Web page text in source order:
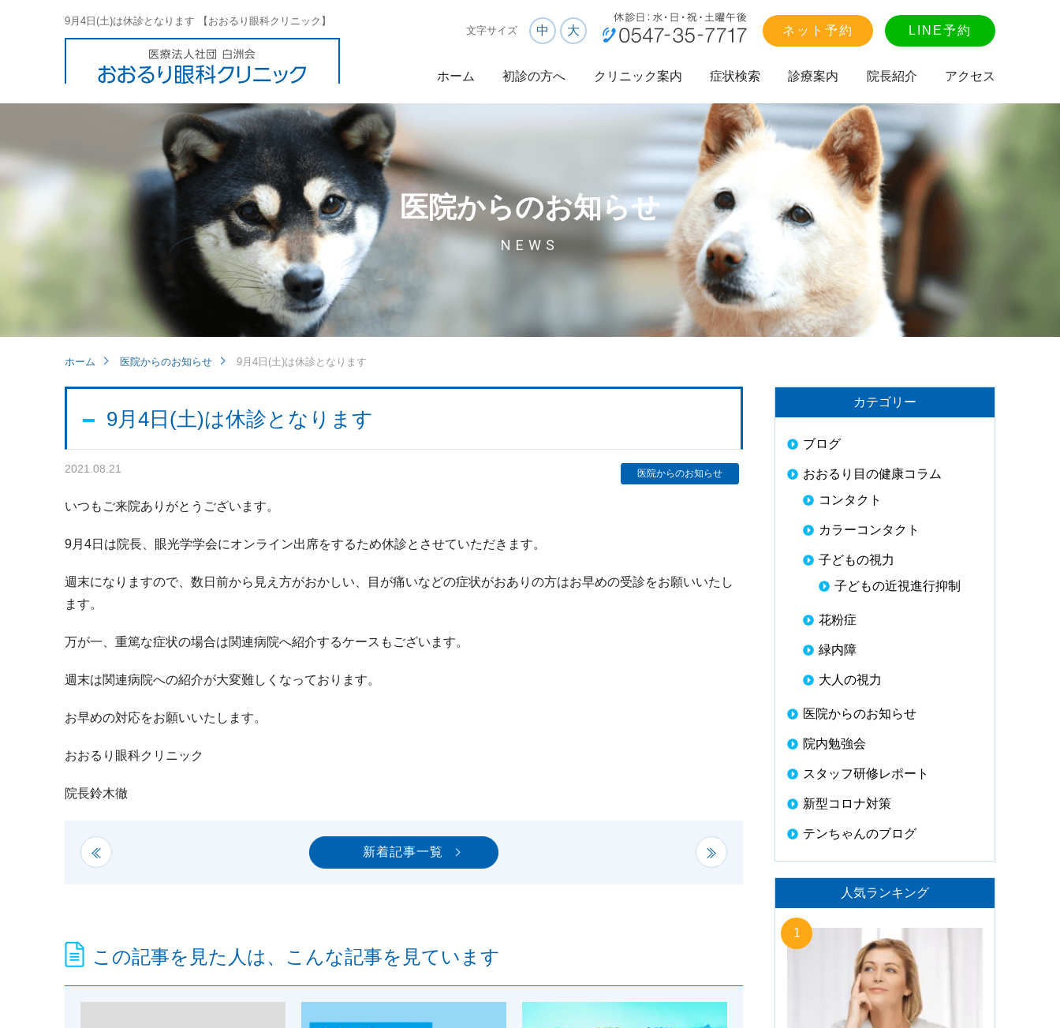
9月4日(土)は休診となります 【おおるり眼科クリニック】
文字サイズ
中 大 ネット予約 LINE予約
ホーム 初診の方へ クリニック案内 症状検索 診療案内 院長紹介 アクセス
医院からのお知らせ
NEWS
ホーム 医院からのお知らせ 9月4日(土)は休診となります
9月4日(土)は休診となります
2021.08.21 医院からのお知らせ
いつもご来院ありがとうございます。
9月4日は院長、眼光学学会にオンライン出席をするため休診とさせていただきます。
週末になりますので、数日前から見え方がおかしい、目が痛いなどの症状がおありの方はお早めの受診をお願いいたし
ます。
万が一、重篤な症状の場合は関連病院へ紹介するケースもございます。
週末は関連病院への紹介が大変難しくなっております。
お早めの対応をお願いいたします。
おおるり眼科クリニック
院長鈴木徹
新着記事一覧
この記事を見た人は、こんな記事を見ています
カテゴリー
ブログ
おおるり目の健康コラム
コンタクト
カラーコンタクト
子どもの視力
子どもの近視進行抑制
花粉症
緑内障
大人の視力
医院からのお知らせ
院内勉強会
スタッフ研修レポート
新型コロナ対策
テンちゃんのブログ
人気ランキング
1